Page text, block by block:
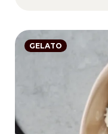
GELATO